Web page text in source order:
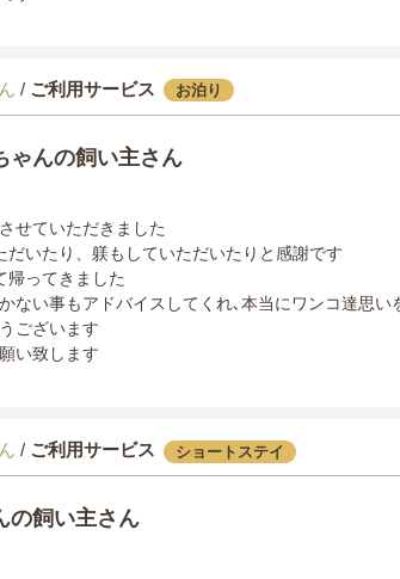
/ ご利用サービス お泊り
んの飼い主さん
せていただきました
だいたり、躾もしていただいたりと感謝です
帰ってきました
ない事もアドバイスしてくれ､本当にワンコ達思い
ございます
い致します
/ ご利用サービス ショートステイ
の飼い主さん